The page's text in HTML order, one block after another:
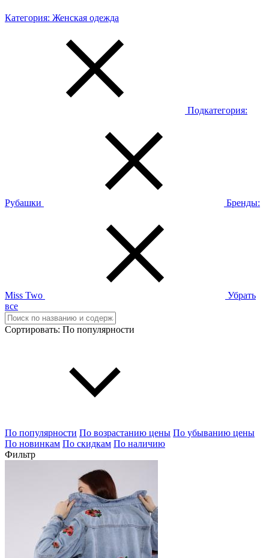
Категория: Женская одежда
Подкатегория:
Рубашки Бренды:
Miss Two
Убрать
все
Сортировать: По популярности
По популярности По возрастанию цены По убыванию цены
По новинкам По скидкам По наличию
Фильтр